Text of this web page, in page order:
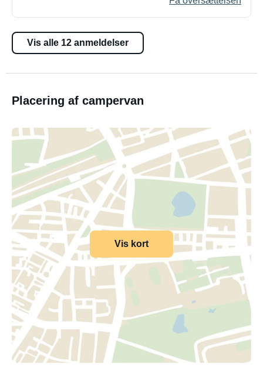
Vis alle 12 anmeldelser
Placering af campervan
Vis kort